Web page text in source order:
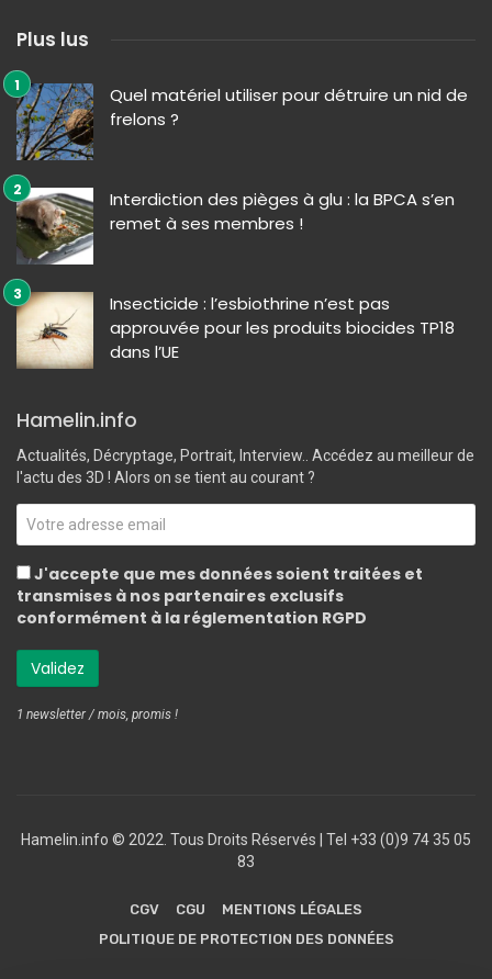
Plus lus
Quel matériel utiliser pour détruire un nid de
frelons ?
Interdiction des pièges à glu : la BPCA s’en
remet à ses membres !
Insecticide : l’esbiothrine n’est pas
approuvée pour les produits biocides TP18
dans l’UE
Hamelin.info
Actualités, Décryptage, Portrait, Interview.. Accédez au meilleur de
l'actu des 3D ! Alors on se tient au courant ?
J'accepte que mes données soient traitées et
transmises à nos partenaires exclusifs
conformément à la réglementation RGPD
1 newsletter / mois, promis !
Hamelin.info © 2022. Tous Droits Réservés ‎| Tel +33 (0)9 74 35 05
83
CGV CGU
MENTIONS LÉGALES
POLITIQUE DE PROTECTION DES DONNÉES